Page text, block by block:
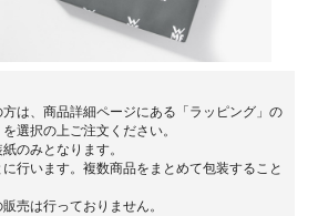
は、商品詳細ページにある「ラッピング」の
選択の上ご注文ください。
のみとなります。
行います。複数商品をまとめて包装すること
売は行っておりません。